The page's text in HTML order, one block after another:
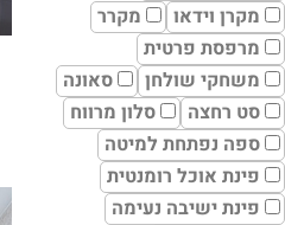
מקרן וידאו
מקרר
מרפסת פרטית
משחקי שולחן
סאונה
סט רחצה
סלון מרווח
ספה נפתחת למיטה
פינת אוכל רומנטית
פינת ישיבה נעימה